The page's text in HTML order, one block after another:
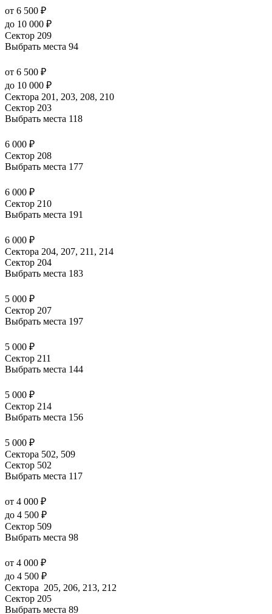
от 6 500 ₽
до 10 000 ₽
Сектор 209
Выбрать места 94
от 6 500 ₽
до 10 000 ₽
Сектора 201, 203, 208, 210
Сектор 203
Выбрать места 118
6 000 ₽
Сектор 208
Выбрать места 177
6 000 ₽
Сектор 210
Выбрать места 191
6 000 ₽
Сектора 204, 207, 211, 214
Сектор 204
Выбрать места 183
5 000 ₽
Сектор 207
Выбрать места 197
5 000 ₽
Сектор 211
Выбрать места 144
5 000 ₽
Сектор 214
Выбрать места 156
5 000 ₽
Сектора 502, 509
Сектор 502
Выбрать места 117
от 4 000 ₽
до 4 500 ₽
Сектор 509
Выбрать места 98
от 4 000 ₽
до 4 500 ₽
Сектора 205, 206, 213, 212
Сектор 205
Выбрать места 89